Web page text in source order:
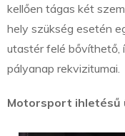
kellően tágas két
hely szükség esetén
utastér felé bővíthető,
pályanap rekvizitumai.
Motorsport ihletésű